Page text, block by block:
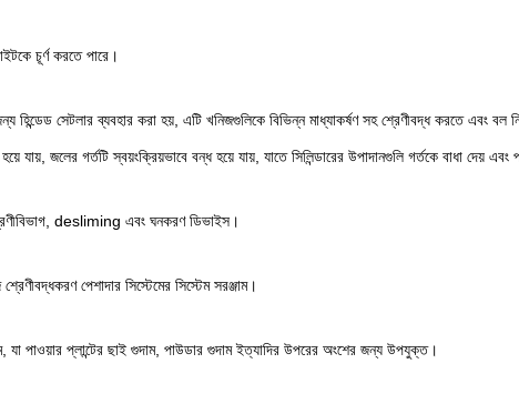
চূর্ণ করতে পারে।
হিন্ডেড সেটলার ব্যবহার করা হয়, এটি খনিজগুলিকে বিভিন্ন মাধ্যাকর্ষণ সহ শ্রেণীবদ্ধ করতে এবং বল
যায়, জলের গর্তটি স্বয়ংক্রিয়ভাবে বন্ধ হয়ে যায়, যাতে সিলিন্ডারের উপাদানগুলি গর্তকে বাধা দেয়
desliming এবং ঘনকরণ ডিভাইস।
পেশাদার সিস্টেমের সিস্টেম সরঞ্জাম।
যা পাওয়ার প্লান্টের ছাই গুদাম, পাউডার গুদাম ইত্যাদির উপরের অংশের জন্য উপযুক্ত।